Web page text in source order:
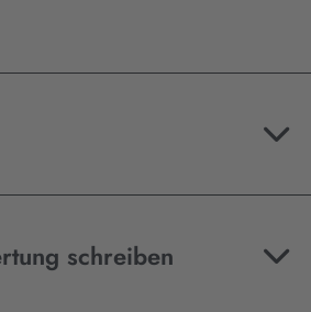
schreiben